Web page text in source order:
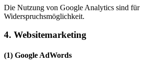
Die Nutzung von Google Analytics sind für
Widerspruchsmöglichkeit.
4. Websitemarketing
(1) Google AdWords